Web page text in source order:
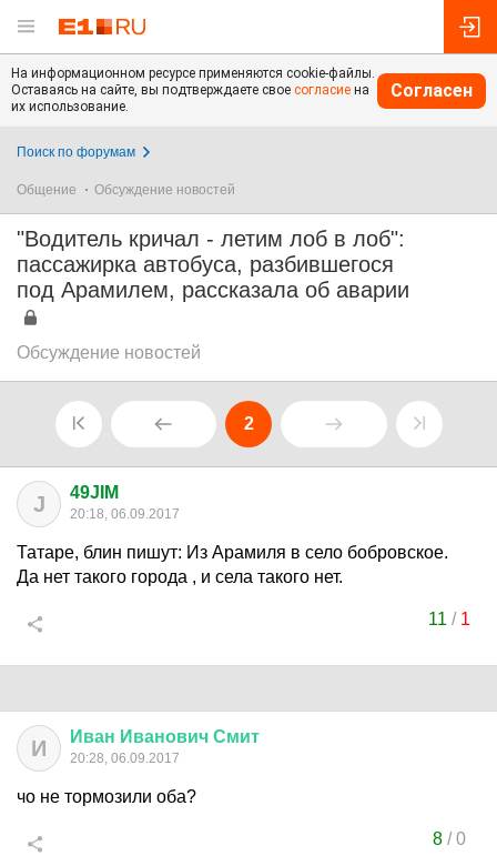
На информационном ресурсе применяются cookie-файлы.
Оставаясь на сайте, вы подтверждаете свое согласие на
их использование.
Согласен
Поиск по форумам
Общение Обсуждение новостей
"Водитель кричал - летим лоб в лоб":
пассажирка автобуса, разбившегося
под Арамилем, рассказала об аварии
Обсуждение новостей
2
J 49JIM
20:18, 06.09.2017
Татаре, блин пишут: Из Арамиля в село бобровское.
Да нет такого города , и села такого нет.
11 / 1
И Иван Иванович Смит
20:28, 06.09.2017
чо не тормозили оба?
8/0